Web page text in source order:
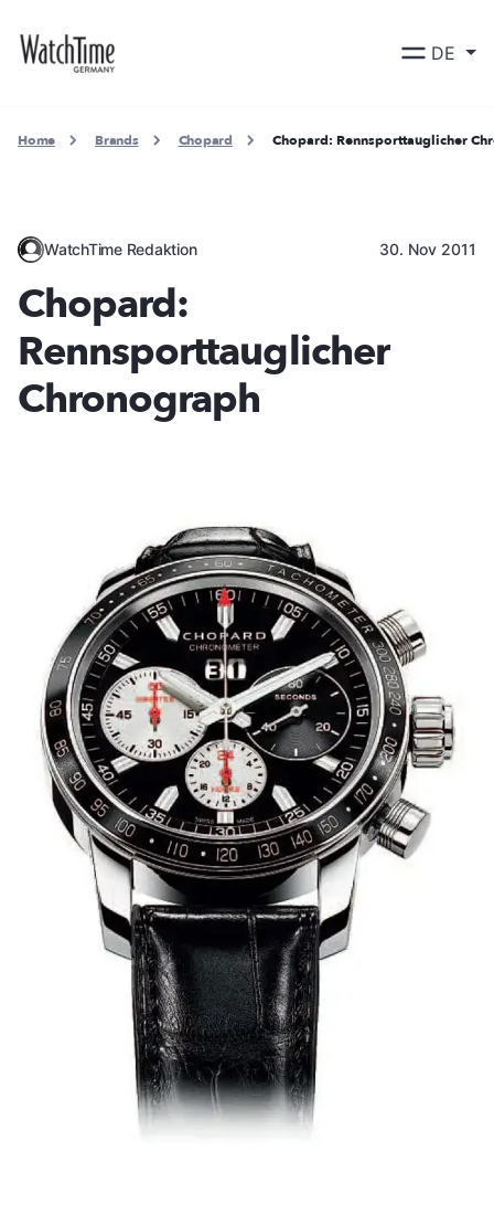
DE
Home Brands Chopard Chopard: Rennsporttauglicher
WatchTime Redaktion 30. Nov 2011
Chopard:
Rennsporttauglicher
Chronograph